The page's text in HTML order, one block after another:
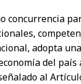
concurrencia
adopta
del
al